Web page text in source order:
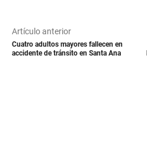
Artículo anterior
Cuatro adultos mayores fallecen en
accidente de tránsito en Santa Ana